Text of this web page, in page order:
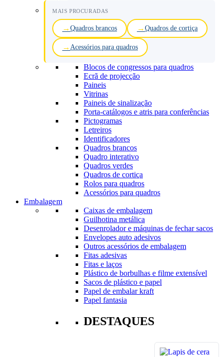
MAIS PROCURADAS
Quadros brancos Quadros de cortiça
Acessórios para quadros
Blocos de congressos para quadros
Ecrã de projecção
Paineis
Vitrinas
Paineis de sinalização
Porta-catálogos e atris para conferências
Pictogramas
Letreiros
Identificadores
Quadros brancos
Quadro interativo
Quadros verdes
Quadros de cortiça
Rolos para quadros
Acessórios para quadros
Embalagem
Caixas de embalagem
Guilhotina metálica
Desenrolador e máquinas de fechar sacos
Envelopes auto adesivos
Outros acessórios de embalagem
Fitas adesivas
Fitas e laços
Plástico de borbulhas e filme extensível
Sacos de plástico e papel
Papel de embalar kraft
Papel fantasia
DESTAQUES